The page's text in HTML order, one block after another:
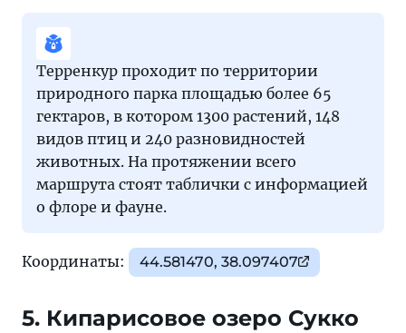
Терренкур проходит по территории
природного парка площадью более 65
гектаров, в котором 1300 растений, 148
видов птиц и 240 разновидностей
животных. На протяжении всего
маршрута стоят таблички с информацией
о флоре и фауне.
Координаты: 44.581470, 38.097407
5. Кипарисовое озеро Сукко